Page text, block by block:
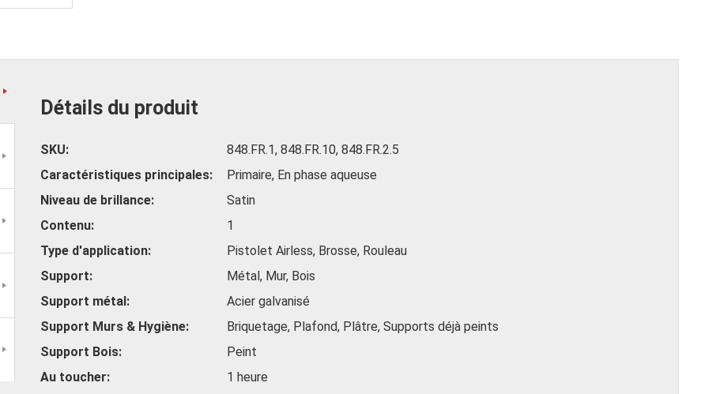
Détails du produit
SKU
848.FR.1, 848.FR.10, 848.FR.2.5
Caractéristiques principales
Primaire, En phase aqueuse
Niveau de brillance
Satin
Contenu
1
Type d'application
Pistolet Airless, Brosse, Rouleau
Support
Métal, Mur, Bois
Support métal
Acier galvanisé
Support Murs & Hygiène
Briquetage, Plafond, Plâtre, Supports déjà peints
Support Bois
Peint
Au toucher
1 heure